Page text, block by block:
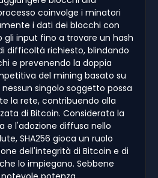
coinvolge i minatori
i dati dei blocchi con
gli input fino a trovare un hash
difficoltà richiesto, blindando
e prevenendo la doppia
del mining basato su
nessun singolo soggetto possa
la rete, contribuendo alla
di Bitcoin. Considerata la
e l'adozione diffusa nello
SHA256 gioca un ruolo
dell'integrità di Bitcoin e di
lo impiegano. Sebbene